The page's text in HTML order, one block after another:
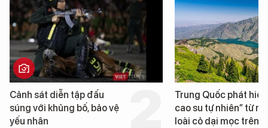
Cảnh sát diễn tập đấu
súng với khủng bố, bảo vệ
yếu nhân
Trung Quốc phát hiện
cao su tự nhiên” từ
loài cỏ dại mọc trên